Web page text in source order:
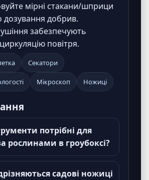
мірні стакани/шприци
дозування добрив.
забезпечують
повітря.
Секатори
Мікроскоп Ножиці
потрібні для
рослинами в гроубоксі?
садові ножиці